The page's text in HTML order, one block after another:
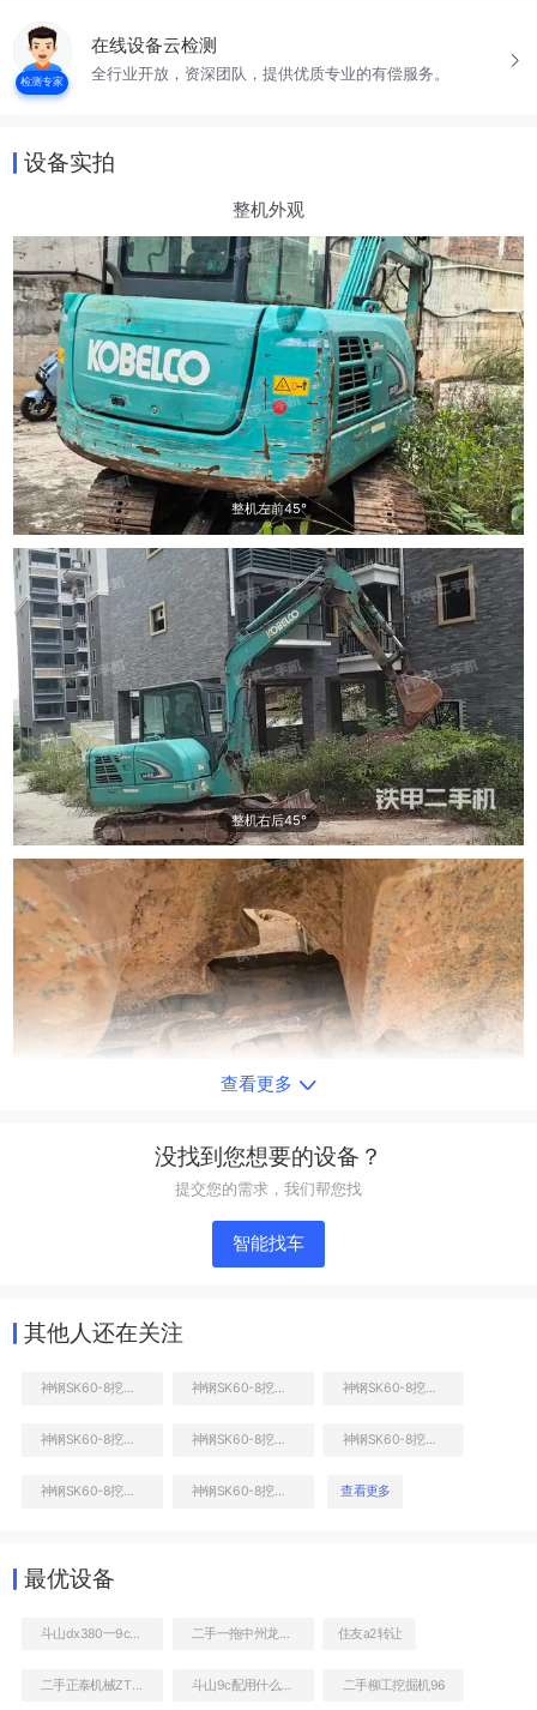
检测专家
在线设备云检测
全行业开放，资深团队，提供优质专业的有偿服务。
设备实拍
整机外观
整机左前45°
整机右后45°
液压泵舱室正面整体
查看更多
没找到您想要的设备？
提交您的需求，我们帮您找
智能找车
其他人还在关注
查看更多
最优设备
住友a2转让
二手柳工挖掘机96